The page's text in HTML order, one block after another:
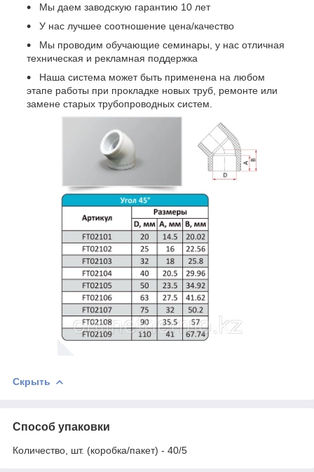
Мы даем заводскую гарантию 10 лет
У нас лучшее соотношение цена/качество
Мы проводим обучающие семинары, у нас отличная
техническая и рекламная поддержка
Наша система может быть применена на любом
этапе работы при прокладке новых труб, ремонте или
замене старых трубопроводных систем.
Скрыть
Способ упаковки
Количество, шт. (коробка/пакет) - 40/5